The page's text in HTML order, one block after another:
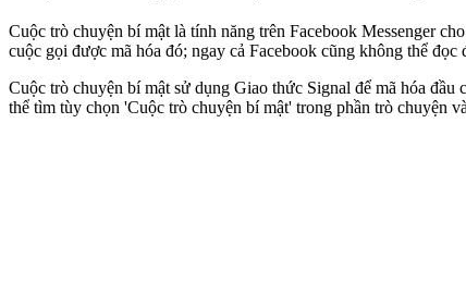
Cuộc trò chuyện bí mật là tính năng trên Facebook Messenger
cuộc gọi được mã hóa đó; ngay cả Facebook cũng không thể
Cuộc trò chuyện bí mật sử dụng Giao thức Signal để mã hóa
thể tìm tùy chọn 'Cuộc trò chuyện bí mật' trong phần trò chuyện